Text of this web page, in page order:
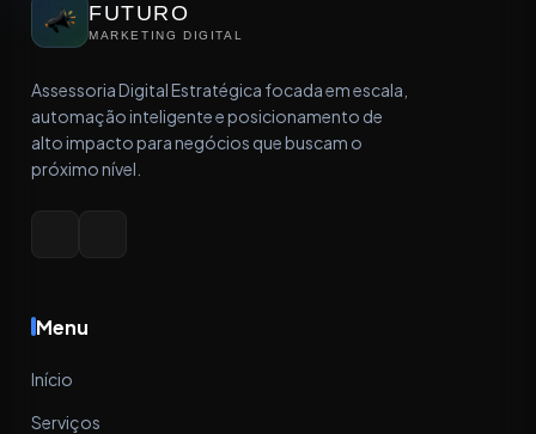
FUTURO
MARKETING DIGITAL
Assessoria Digital Estratégica focada em escala,
automação inteligente e posicionamento de
alto impacto para negócios que buscam o
próximo nível.
Menu
Início
Serviços